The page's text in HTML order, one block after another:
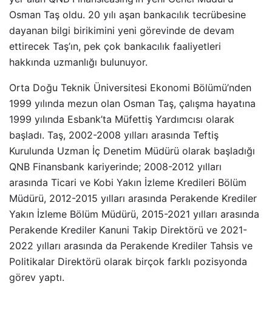
Osman Taş oldu. 20 yılı aşan bankacılık tecrübesine
dayanan bilgi birikimini yeni görevinde de devam
ettirecek Taş’ın, pek çok bankacılık faaliyetleri
hakkında uzmanlığı bulunuyor.
Orta Doğu Teknik Üniversitesi Ekonomi Bölümü’nden
1999 yılında mezun olan Osman Taş, çalışma hayatına
1999 yılında Esbank’ta Müfettiş Yardımcısı olarak
başladı. Taş, 2002-2008 yılları arasında Teftiş
Kurulunda Uzman İç Denetim Müdürü olarak başladığı
QNB Finansbank kariyerinde; 2008-2012 yılları
arasında Ticari ve Kobi Yakın İzleme Kredileri Bölüm
Müdürü, 2012-2015 yılları arasında Perakende Krediler
Yakın İzleme Bölüm Müdürü, 2015-2021 yılları arasında
Perakende Krediler Kanuni Takip Direktörü ve 2021-
2022 yılları arasında da Perakende Krediler Tahsis ve
Politikalar Direktörü olarak birçok farklı pozisyonda
görev yaptı.